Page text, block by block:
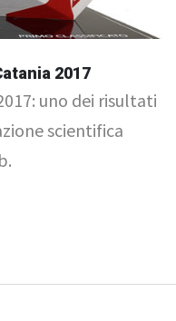
2017
uno dei risultati
scientifica